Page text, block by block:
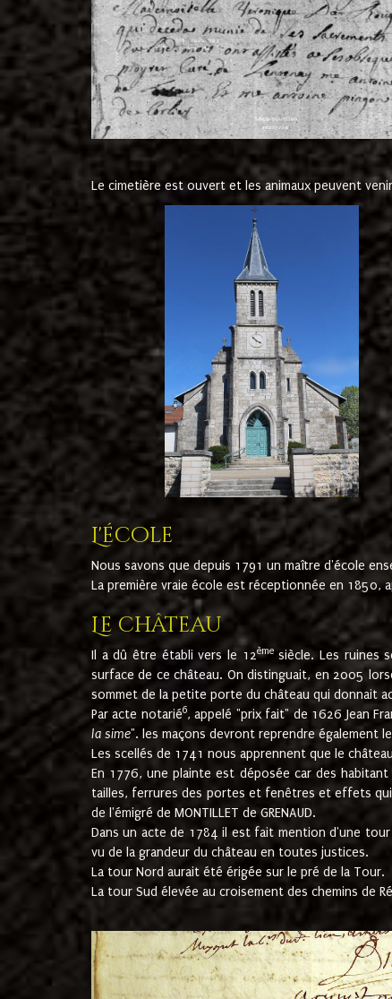
Le cimetière est ouvert et les animaux peuvent
L'école
Nous savons que depuis 1791 un maître d'école
La première vraie école est réceptionnée en
Le château
Il a dû être établi vers le 12èmesiècle. Les ruines
surface de ce château. On distinguait, en 2005
sommet de la petite porte du château qui donnait
Par acte notarié6, appelé "prix fait" de 1626 Jean
la sime". les maçons devront reprendre également
Les scellés de 1741 nous apprennent que le
En 1776, une plainte est déposée car des
tailles, ferrures des portes et fenêtres et effets qui
de l'émigré de MONTILLET de GRENAUD.
Dans un acte de 1784 il est fait mention d'une
vu de la grandeur du château en toutes justices.
La tour Nord aurait été érigée sur le pré de la Tour.
La tour Sud élevée au croisement des chemins de